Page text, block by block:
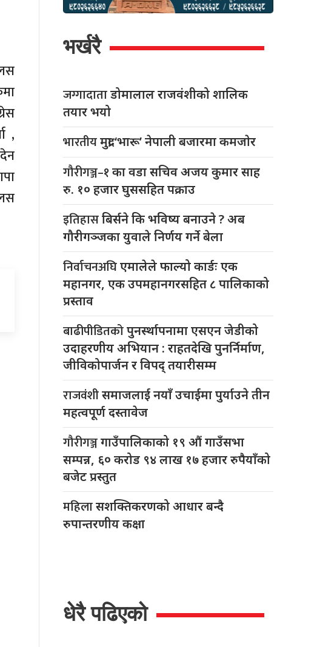
,
भर्खरै
जग्गादाताडोमालाल राजवंशीको शालिक
तयार भयो
भारतीयमुद्रा ‘भारू’ नेपाली बजारमा कमजाेर
गौरीगञ्ज–१का वडा सचिव अजय कुमार साह
रु. १० हजार घुससहित पक्राउ
इतिहासबिर्सने कि भविष्य बनाउने ? अब
गौरीगञ्जका युवाले निर्णय गर्ने बेला
निर्वाचनअघिएमालेले फाल्यो कार्डः एक
महानगर, एक उपमहानगरसहित ८ पालिकाको
प्रस्ताव
बाढीपीडितकोपुनर्स्थापनामा एसएन जेडीको
उदाहरणीय अभियान : राहतदेखि पुनर्निर्माण,
जीविकोपार्जन र विपद् तयारीसम्म
राजवंशीसमाजलाई नयाँ उचाईमा पुर्याउने तीन
महत्वपूर्ण दस्तावेज
गौरीगञ्जगाउँपालिकाको १९ औं गाउँसभा
सम्पन्न, ६० करोड ९४ लाख १७ हजार रुपैयाँको
बजेट प्रस्तुत
महिलासशक्तिकरणको आधार बन्दै
रुपान्तरणीय कक्षा
धेरै पढिएको